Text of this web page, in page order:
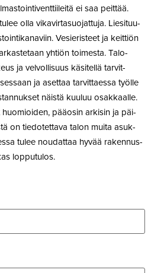
ei saa peittää.
olla vika­vir­ta­suo­jattuja. Lie­si­tuu­
Vesie­risteet ja keittiön
yhtiön toi­mesta. Talo­
ja vel­vol­lisuus käsi­tellä tar­vit­
ja asettaa tar­vit­taessa työlle
näistä kuuluu osak­kaalle.
pääosin arkisin ja päi­
on tie­do­tettava talon muita asuk­
tulee nou­dattaa hyvää raken­nus­
lopputulos.